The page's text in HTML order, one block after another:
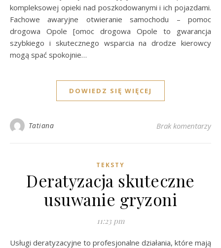
kompleksowej opieki nad poszkodowanymi i ich pojazdami.
Fachowe awaryjne otwieranie samochodu – pomoc
drogowa Opole [omoc drogowa Opole to gwarancja
szybkiego i skutecznego wsparcia na drodze kierowcy
mogą spać spokojnie…
DOWIEDZ SIĘ WIĘCEJ
Tatiana Brak komentarzy
TEKSTY
Deratyzacja skuteczne
usuwanie gryzoni
11:23 pm
Usługi deratyzacyjne to profesjonalne działania, które mają